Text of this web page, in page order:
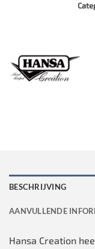
BESCHRIJVING
AANVULLENDE
Hansa Creation